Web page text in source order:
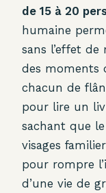
de 15 à 20
humaine
sans l’effet de
des moments
chacun de
pour lire un
sachant que
visages
pour rompre
d’une vie de